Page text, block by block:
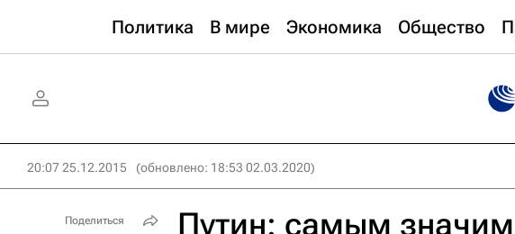
Политика В мире Экономика Общество
20:07 25.12.2015 (обновлено: 18:53 02.03.2020)
Путин: самым
Поделиться